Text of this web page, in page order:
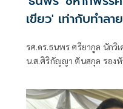
เขียว' เท่ากับทำล
รศ.ดร.ธนพร ศรียากูล นักวิ
น.ส.ศิริกัญญา ตันสกุล รอง
พรรคภูมิใจไทย ก็จำเป็นต้